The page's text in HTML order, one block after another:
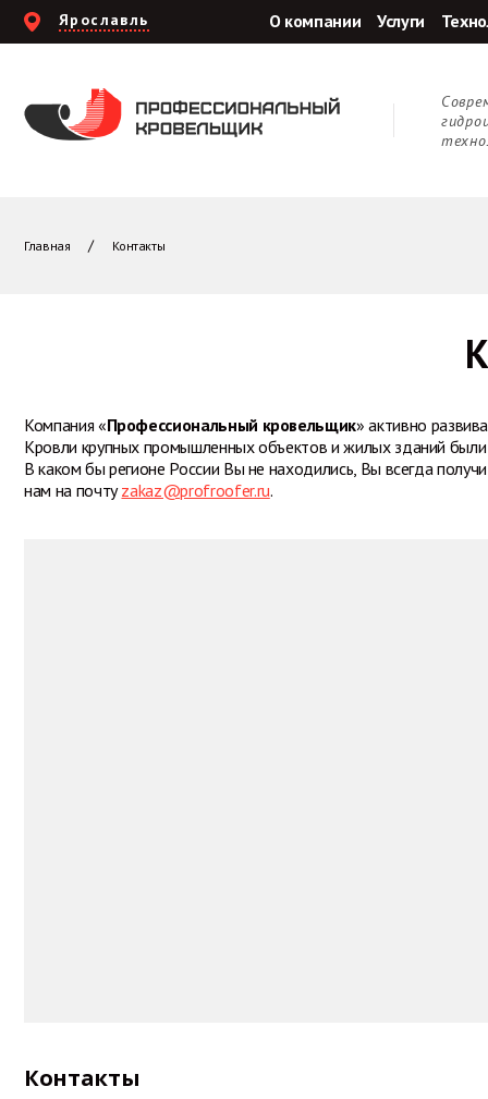
Ярославль О компании Услуги
Главная Контакты
Компания «Профессиональный кровельщик» активно
Кровли крупных промышленных объектов и жилых зданий
В каком бы регионе России Вы не находились, Вы всегда
нам на почтуzakaz@profroofer.ru.
Контакты